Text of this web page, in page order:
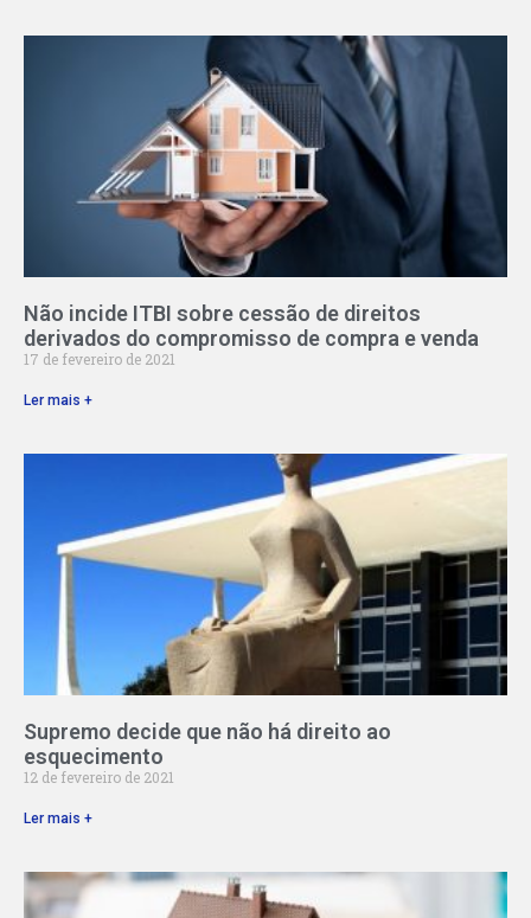
Não incide ITBI sobre cessão de direitos
derivados do compromisso de compra e venda
17 de fevereiro de 2021
Ler mais +
Supremo decide que não há direito ao
esquecimento
12 de fevereiro de 2021
Ler mais +